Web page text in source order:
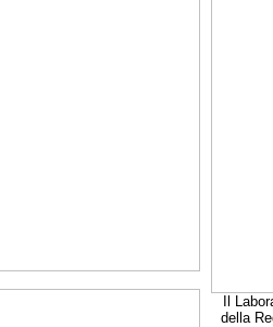
Il
della